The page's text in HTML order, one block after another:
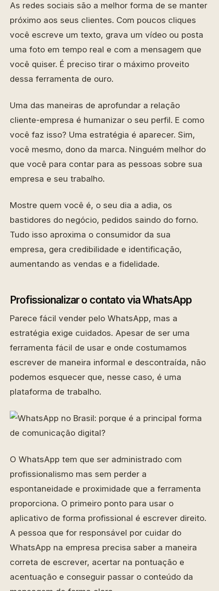
As redes sociais são a melhor forma de se manter
próximo aos seus clientes. Com poucos cliques
você escreve um texto, grava um vídeo ou posta
uma foto em tempo real e com a mensagem que
você quiser. É preciso tirar o máximo proveito
dessa ferramenta de ouro.
Uma das maneiras de aprofundar a relação
cliente-empresa é humanizar o seu perfil. E como
você faz isso? Uma estratégia é aparecer. Sim,
você mesmo, dono da marca. Ninguém melhor do
que você para contar para as pessoas sobre sua
empresa e seu trabalho.
Mostre quem você é, o seu dia a adia, os
bastidores do negócio, pedidos saindo do forno.
Tudo isso aproxima o consumidor da sua
empresa, gera credibilidade e identificação,
aumentando as vendas e a fidelidade.
Profissionalizar o contato via WhatsApp
Parece fácil vender pelo WhatsApp, mas a
estratégia exige cuidados. Apesar de ser uma
ferramenta fácil de usar e onde costumamos
escrever de maneira informal e descontraída, não
podemos esquecer que, nesse caso, é uma
plataforma de trabalho.
O WhatsApp tem que ser administrado com
profissionalismo mas sem perder a
espontaneidade e proximidade que a ferramenta
proporciona. O primeiro ponto para usar o
aplicativo de forma profissional é escrever direito.
A pessoa que for responsável por cuidar do
WhatsApp na empresa precisa saber a maneira
correta de escrever, acertar na pontuação e
acentuação e conseguir passar o conteúdo da